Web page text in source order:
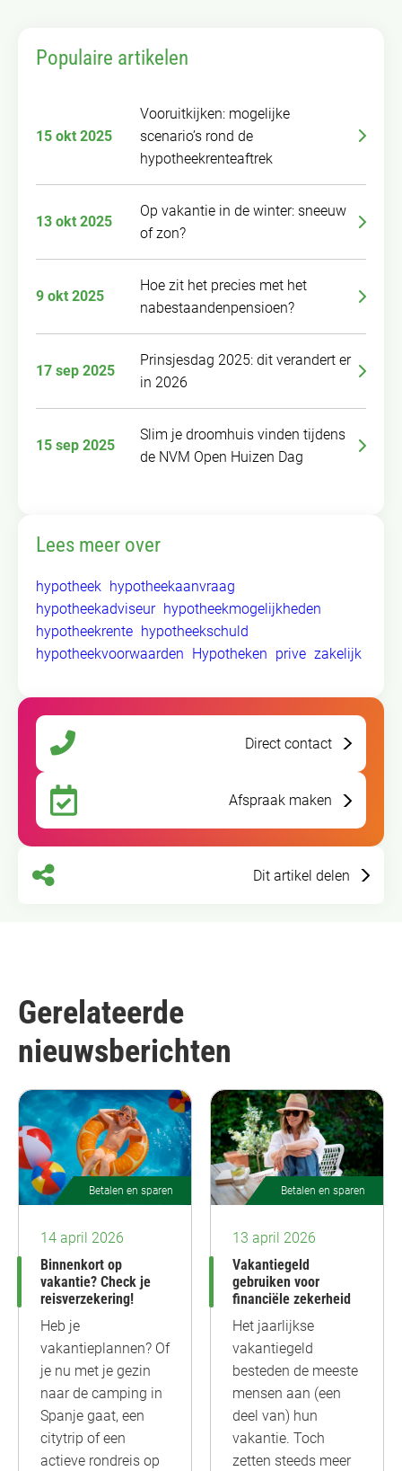
Populaire artikelen
15 okt 2025
Vooruitkijken: mogelijke
scenario’s rond de
hypotheekrenteaftrek
13 okt 2025
Op vakantie in de winter: sneeuw
of zon?
9 okt 2025
Hoe zit het precies met het
nabestaandenpensioen?
17 sep 2025
Prinsjesdag 2025: dit verandert er
in 2026
15 sep 2025
Slim je droomhuis vinden tijdens
de NVM Open Huizen Dag
Lees meer over
hypotheek hypotheekaanvraag
hypotheekadviseur hypotheekmogelijkheden
hypotheekrente hypotheekschuld
hypotheekvoorwaarden Hypotheken prive zakelijk
Direct contact
Afspraak maken
Dit artikel delen
Gerelateerde
nieuwsberichten
Betalen en sparen
14 april 2026
Binnenkort op
vakantie? Check je
reisverzekering!
Heb je
vakantieplannen? Of
je nu met je gezin
naar de camping in
Spanje gaat, een
citytrip of een
actieve rondreis op
Betalen en sparen
13 april 2026
Vakantiegeld
gebruiken voor
financiële zekerheid
Het jaarlijkse
vakantiegeld
besteden de meeste
mensen aan (een
deel van) hun
vakantie. Toch
zetten steeds meer